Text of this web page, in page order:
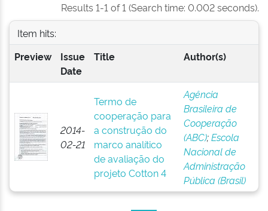
Results 1-1 of 1 (Search time: 0.002 seconds).
Item hits:
Preview
Issue
Date
Title Author(s)
2014-
02-21
Termo de
cooperação para
a construção do
marco analítico
de avaliação do
projeto Cotton 4
Agência
Brasileira de
Cooperação
(ABC);Escola
Nacional de
Administração
Pública (Brasil)